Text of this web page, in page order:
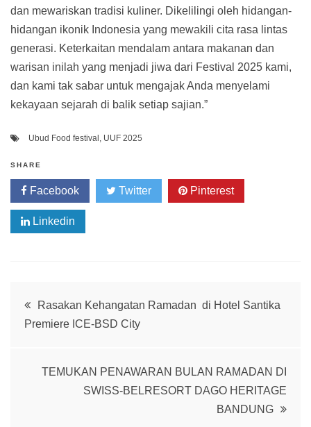
dan mewariskan tradisi kuliner. Dikelilingi oleh hidangan-
hidangan ikonik Indonesia yang mewakili cita rasa lintas
generasi. Keterkaitan mendalam antara makanan dan
warisan inilah yang menjadi jiwa dari Festival 2025 kami,
dan kami tak sabar untuk mengajak Anda menyelami
kekayaan sejarah di balik setiap sajian.”
Ubud Food festival UUF 2025
SHARE
Facebook Twitter Pinterest
Linkedin
PostRasakan Kehangatan Ramadan di Hotel Santika
Premiere ICE-BSD City
TEMUKAN PENAWARAN BULAN RAMADAN DI
SWISS-BELRESORT DAGO HERITAGE
BANDUNG